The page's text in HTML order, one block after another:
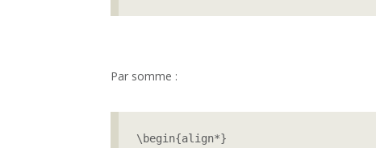
Par somme :
\begin{align*}